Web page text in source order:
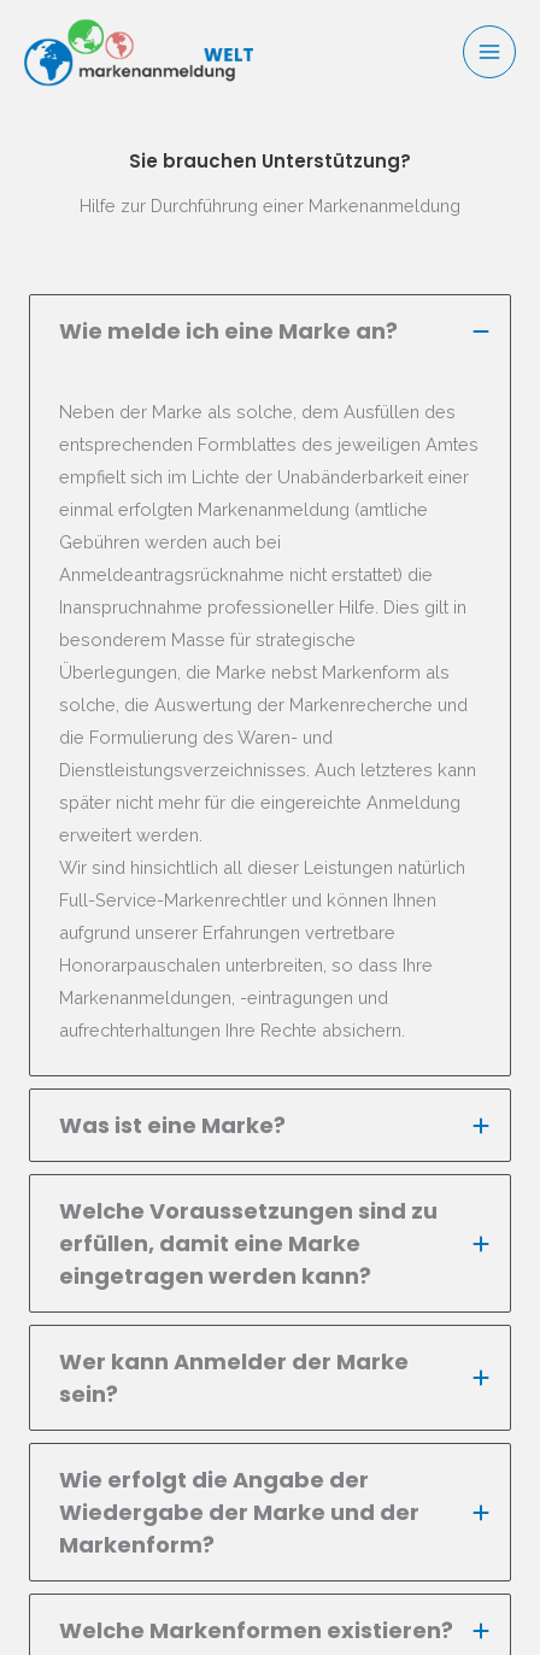
Inhalt
springen
Sie brauchen Unterstützung?​
Hilfe zur Durchführung einer Markenanmeldung
Wie melde ich eine Marke an?
Neben der Marke als solche, dem Ausfüllen des
entsprechenden Formblattes des jeweiligen Amtes
empfielt sich im Lichte der Unabänderbarkeit einer
einmal erfolgten Markenanmeldung (amtliche
Gebühren werden auch bei
Anmeldeantragsrücknahme nicht erstattet) die
Inanspruchnahme professioneller Hilfe. Dies gilt in
besonderem Masse für strategische
Überlegungen, die Marke nebst Markenform als
solche, die Auswertung der Markenrecherche und
die Formulierung des Waren- und
Dienstleistungsverzeichnisses. Auch letzteres kann
später nicht mehr für die eingereichte Anmeldung
erweitert werden.
Wir sind hinsichtlich all dieser Leistungen natürlich
Full-Service-Markenrechtler und können Ihnen
aufgrund unserer Erfahrungen vertretbare
Honorarpauschalen unterbreiten, so dass Ihre
Markenanmeldungen, -eintragungen und
aufrechterhaltungen Ihre Rechte absichern.
Was ist eine Marke?
Welche Voraussetzungen sind zu
erfüllen, damit eine Marke
eingetragen werden kann?
Wer kann Anmelder der Marke
sein?
Wie erfolgt die Angabe der
Wiedergabe der Marke und der
Markenform?
Welche Markenformen existieren?